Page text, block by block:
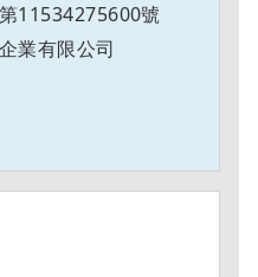
11534275600號
業有限公司